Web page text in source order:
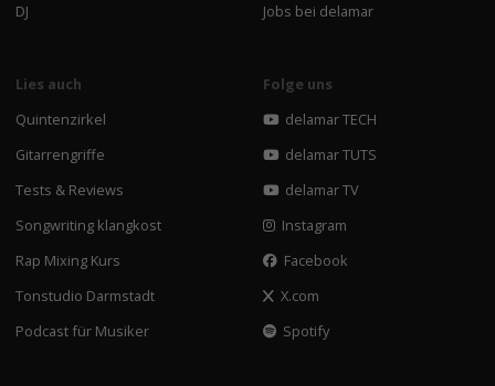
DJ
Jobs bei delamar
Lies auch
Quintenzirkel
Gitarrengriffe
Tests & Reviews
Songwriting klangkost
Rap Mixing Kurs
Tonstudio Darmstadt
Podcast für Musiker
Folge uns
delamar TECH
delamar TUTS
delamar TV
Instagram
Facebook
X.com
Spotify